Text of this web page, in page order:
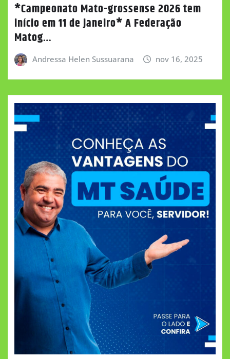
*Campeonato Mato-grossense 2026 tem
início em 11 de janeiro* A Federação
Matog…
Andressa Helen Sussuarana nov 16, 2025